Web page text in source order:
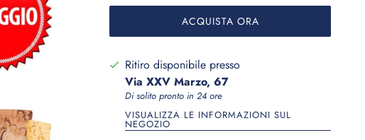
ACQUISTA ORA
Ritiro disponibile presso
Via XXV Marzo, 67
Di solito pronto in 24 ore
VISUALIZZA LE INFORMAZIONI SUL
NEGOZIO